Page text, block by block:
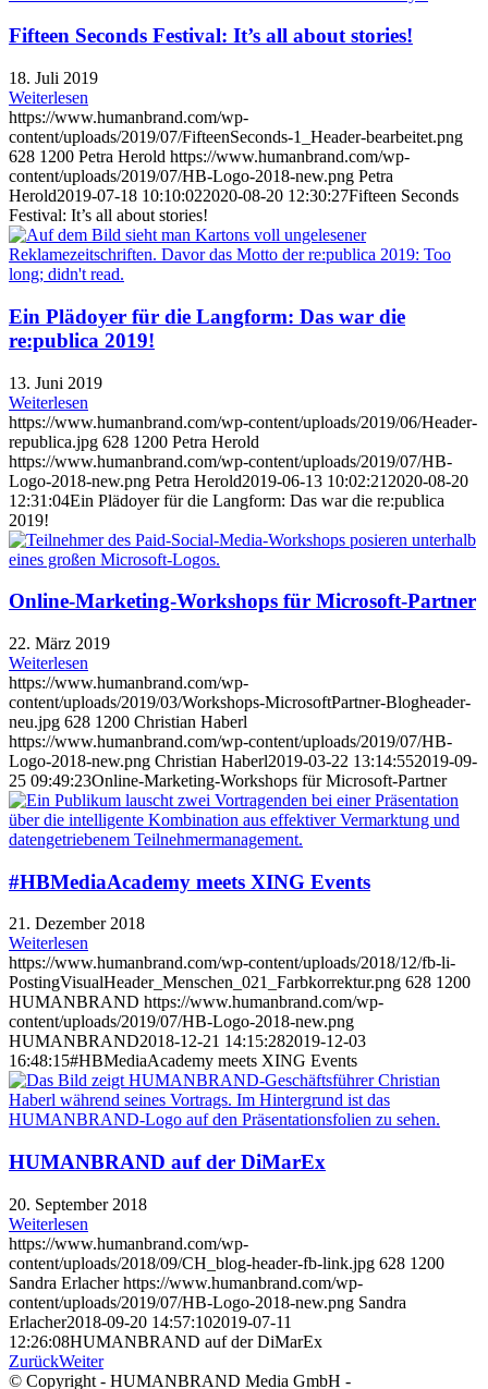
Fifteen Seconds Festival: It’s all about stories!
18. Juli 2019
Weiterlesen
https://www.humanbrand.com/wp-
content/uploads/2019/07/FifteenSeconds-1_Header-bearbeitet.png
628 1200 Petra Herold https://www.humanbrand.com/wp-
content/uploads/2019/07/HB-Logo-2018-new.png Petra
Herold2019-07-18 10:10:022020-08-20 12:30:27Fifteen Seconds
Festival: It’s all about stories!
Ein Plädoyer für die Langform: Das war die
re:publica 2019!
13. Juni 2019
Weiterlesen
https://www.humanbrand.com/wp-content/uploads/2019/06/Header-
republica.jpg 628 1200 Petra Herold
https://www.humanbrand.com/wp-content/uploads/2019/07/HB-
Logo-2018-new.png Petra Herold2019-06-13 10:02:21 2020-08-20
12:31:04Ein Plädoyer für die Langform: Das war die re:publica
2019!
Online-Marketing-Workshops für Microsoft-Partner
22. März 2019
Weiterlesen
https://www.humanbrand.com/wp-
content/uploads/2019/03/Workshops-MicrosoftPartner-Blogheader-
neu.jpg 628 1200 Christian Haberl
https://www.humanbrand.com/wp-content/uploads/2019/07/HB-
Logo-2018-new.png Christian Haberl2019-03-22 13:14:552019-09-
25 09:49:23Online-Marketing-Workshops für Microsoft-Partner
#HBMediaAcademy meets XING Events
21. Dezember 2018
Weiterlesen
https://www.humanbrand.com/wp-content/uploads/2018/12/fb-li-
PostingVisualHeader_Menschen_021_Farbkorrektur.png 628 1200
HUMANBRAND https://www.humanbrand.com/wp-
content/uploads/2019/07/HB-Logo-2018-new.png
HUMANBRAND2018-12-21 14:15:282019-12-03
16:48:15#HBMediaAcademy meets XING Events
HUMANBRAND auf der DiMarEx
20. September 2018
Weiterlesen
https://www.humanbrand.com/wp-
content/uploads/2018/09/CH_blog-header-fb-link.jpg 628 1200
Sandra Erlacher https://www.humanbrand.com/wp-
content/uploads/2019/07/HB-Logo-2018-new.png Sandra
Erlacher2018-09-20 14:57:102019-07-11
12:26:08HUMANBRAND auf der DiMarEx
ZurückWeiter
© Copyright - HUMANBRAND Media GmbH -